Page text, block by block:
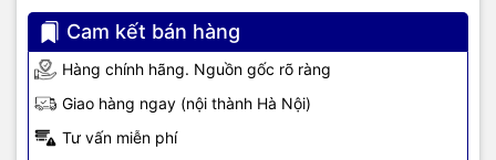
Cam kết bán hàng
Hàng chính hãng. Nguồn gốc rõ ràng
Giao hàng ngay (nội thành Hà Nội)
Tư vấn miễn phí